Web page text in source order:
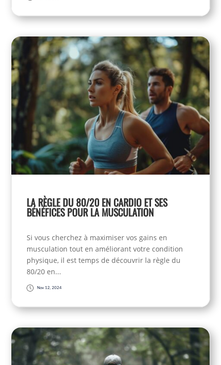
LA RÈGLE DU 80/20 EN CARDIO ET SES
BÉNÉFICES POUR LA MUSCULATION
Si vous cherchez à maximiser vos gains en
musculation tout en améliorant votre condition
physique, il est temps de découvrir la règle du
80/20 en...
Nov 12, 2024